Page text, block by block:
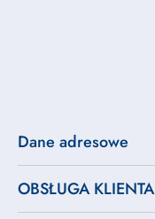
Dane adresowe
OBSŁUGA KLIENTA